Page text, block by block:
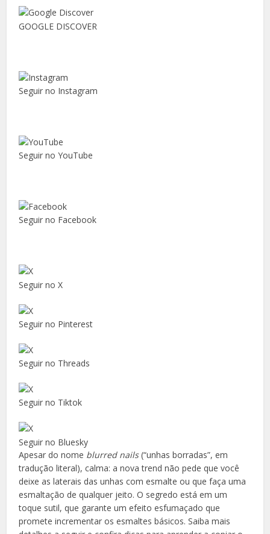
GOOGLE DISCOVER
Seguir no Instagram
Seguir no YouTube
Seguir no Facebook
Seguir no X
Seguir no Pinterest
Seguir no Threads
Seguir no Tiktok
Seguir no Bluesky
Apesar do nome blurred nails(“unhas borradas”, em
tradução literal), calma: a nova trend não pede que você
deixe as laterais das unhas com esmalte ou que faça uma
esmaltação de qualquer jeito. O segredo está em um
toque sutil, que garante um efeito esfumaçado que
promete incrementar os esmaltes básicos. Saiba mais